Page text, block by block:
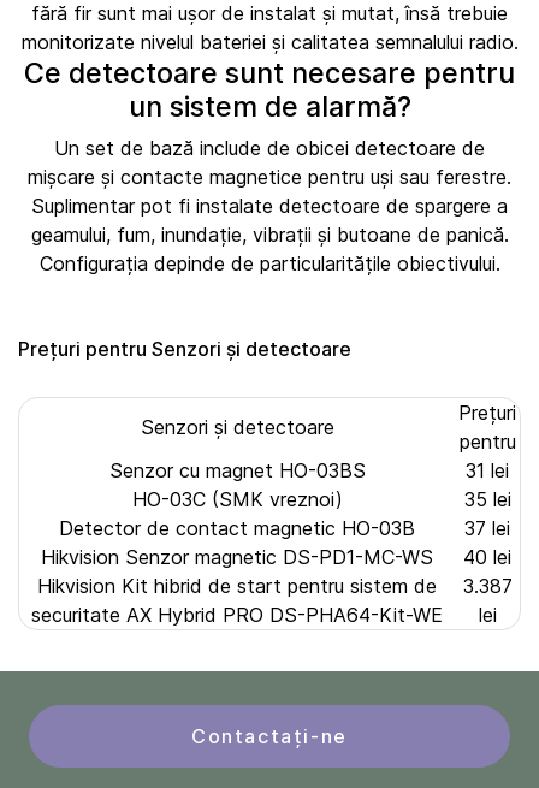
fără fir sunt mai ușor de instalat și mutat, însă trebuie
monitorizate nivelul bateriei și calitatea semnalului radio.
Ce detectoare sunt necesare pentru
un sistem de alarmă?
Un set de bază include de obicei detectoare de
mișcare și contacte magnetice pentru uși sau ferestre.
Suplimentar pot fi instalate detectoare de spargere a
geamului, fum, inundație, vibrații și butoane de panică.
Configurația depinde de particularitățile obiectivului.
Prețuri pentru Senzori și detectoare
Senzori și detectoare
Prețuri
pentru
Senzor cu magnet HO-03BS
31 lei
HO-03C (SMK vreznoi)
35 lei
Detector de contact magnetic HO-03B
37 lei
Hikvision Senzor magnetic DS-PD1-MC-WS
40 lei
Hikvision Kit hibrid de start pentru sistem de
securitate AX Hybrid PRO DS-PHA64-Kit-WE
3.387
lei
Contactați-ne